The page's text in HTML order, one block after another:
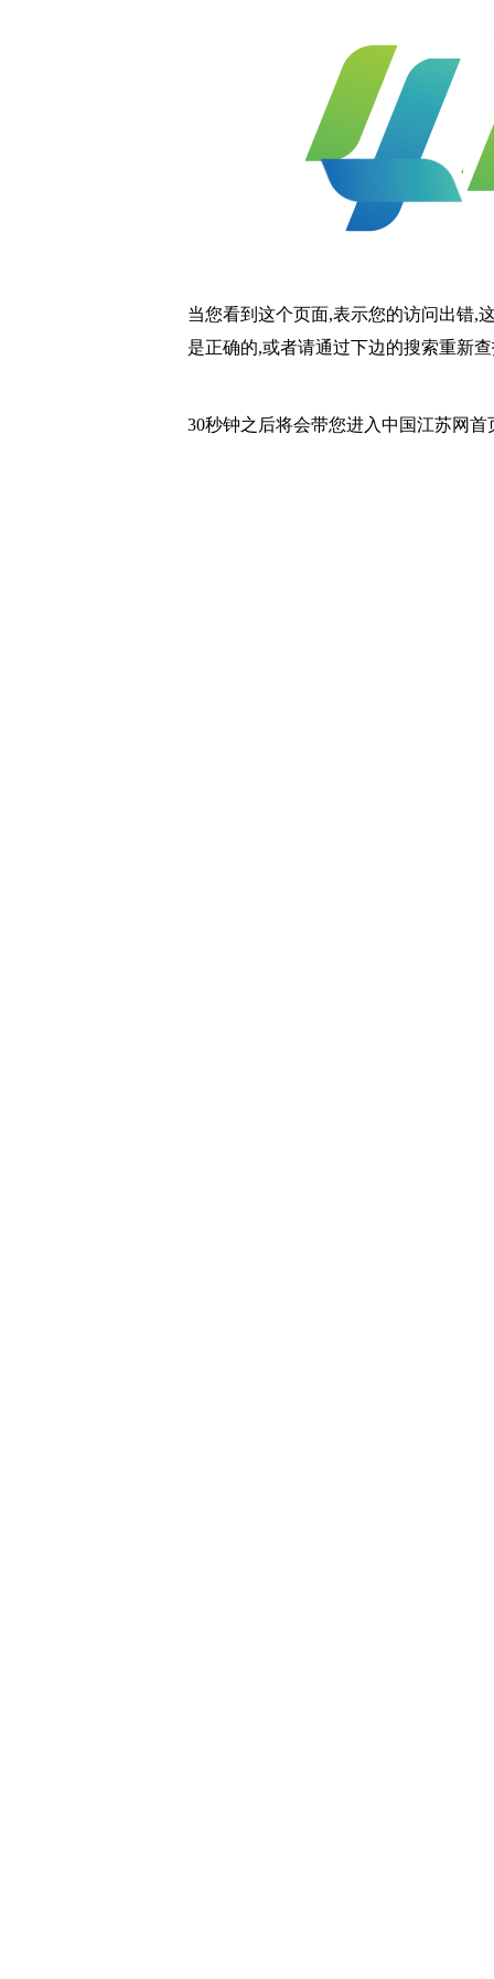
当您看到这个页面,表示您的访问出错,
是正确的,或者请通过下边的搜索重新
30秒钟之后将会带您进入中国江苏网首